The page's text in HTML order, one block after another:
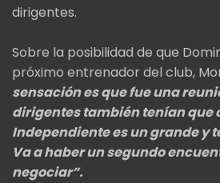
dirigentes.
Sobre la posibilidad de que
próximo entrenador del club,
sensación es que fue una
dirigentes también tenían que
Independiente es un grande y
Va a haber un segundo
negociar”.